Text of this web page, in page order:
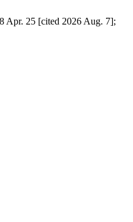
25 [cited 2026 Aug. 7];